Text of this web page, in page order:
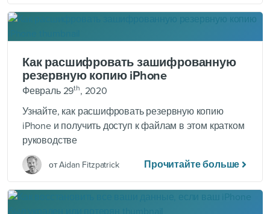
Как расшифровать зашифрованную
резервную копию iPhone
Февраль 29th, 2020
Узнайте, как расшифровать резервную копию
iPhone и получить доступ к файлам в этом кратком
руководстве
от Aidan Fitzpatrick Прочитайте больше